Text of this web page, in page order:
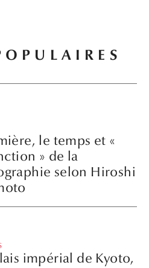
le temps et «
» de la
selon Hiroshi
impérial de Kyoto,